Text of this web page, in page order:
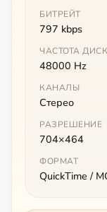
БИТРЕЙТ
797 kbps
ЧАСТОТА
48000 Hz
КАНАЛЫ
Стерео
РАЗРЕШЕНИЕ
704×464
ФОРМАТ
QuickTime /